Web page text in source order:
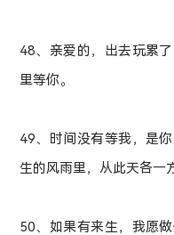
48、亲爱的，出去玩累
里等你。
49、时间没有等我，是
生的风雨里，从此天各一
50、如果有来生，我愿